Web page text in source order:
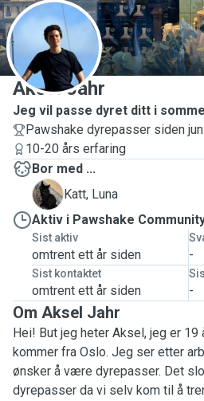
A
Aksel Jahr
Jeg vil passe dyret ditt i
Pawshake dyrepasser siden
10-20 års erfaring
Bor med ...
L
Katt, Luna
Aktiv i Pawshake
Sist aktiv
omtrent ett år siden -
Sist kontaktet
omtrent ett år siden -
Om Aksel Jahr
Hei! But jeg heter Aksel, jeg er 19
kommer fra Oslo. Jeg ser etter
ønsker å være dyrepasser. Det
dyrepasser da vi selv kom til å